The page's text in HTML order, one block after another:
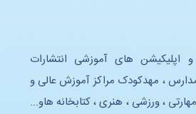
های آموزشی انتشارات
، مهدکودک مراکز آموزش عالی و
، ورزشی ، هنری ، کتابخانه هاو...